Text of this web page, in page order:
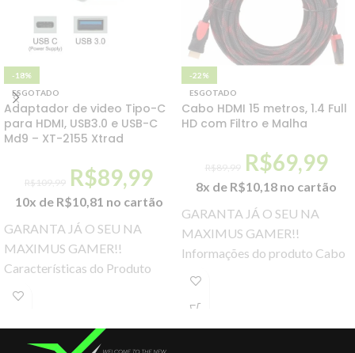
-18%
ESGOTADO
Adaptador de video Tipo-C
para HDMI, USB3.0 e USB-C
Md9 – XT-2155 Xtrad
R$109,99 R$89,99
10x de R$10,81 no cartão
GARANTA JÁ O SEU NA
MAXIMUS GAMER!!
Características do Produto
pode alcançar
-22%
ESGOTADO
Cabo HDMI 15 metros, 1.4 Full
HD com Filtro e Malha
R$89,99 R$69,99
8x de R$10,18 no cartão
GARANTA JÁ O SEU NA
MAXIMUS GAMER!!
Informações do produto Cabo